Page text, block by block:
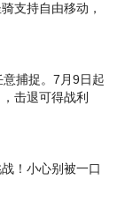
支持自由移动，
捕捉。7月9日起
击退可得战利
！小心别被一口